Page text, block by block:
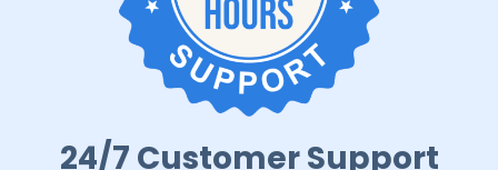
24/7 Customer Support